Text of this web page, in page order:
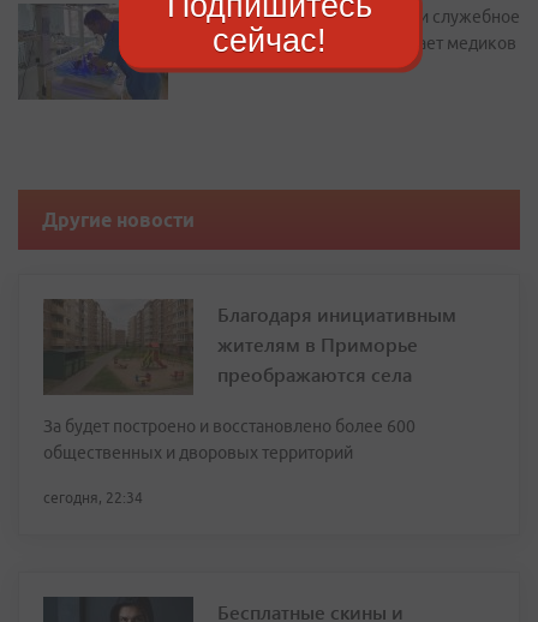
Подъемные до 2 миллионов и служебное
жилье: как Находка привлекает медиков
Другие новости
Благодаря инициативным
жителям в Приморье
преображаются села
За будет построено и восстановлено более 600
общественных и дворовых территорий
сегодня, 22:34
Бесплатные скины и
сейчас!